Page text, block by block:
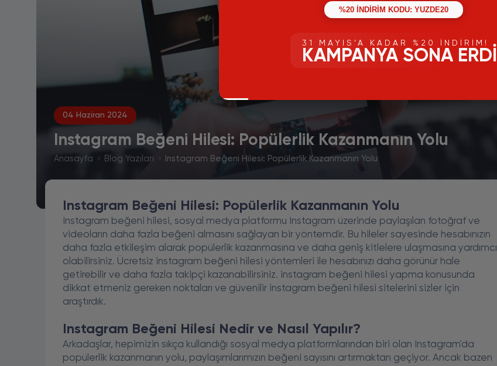
04 Haziran 2024
Instagram Beğeni Hilesi: Popülerlik Kazanmanın Yolu
Anasayfa Blog Yazıları Instagram Beğeni Hilesi: Popülerlik Kazanmanın Yolu
Instagram Beğeni Hilesi: Popülerlik Kazanmanın Yolu
Instagram beğeni hilesi, sosyal medya platformu Instagram üzerinde paylaşılan fotoğraf ve
videoların daha fazla beğeni almasını sağlayan bir yöntemdir. Bu hileler sayesinde hesabınızın
daha fazla etkileşim alarak popülerlik kazanmasına ve daha geniş kitlelere ulaşmasına yardımcı
olabilirsiniz. Ücretsiz instagram beğeni hilesi yöntemleri ile hesabınızı daha görünür hale
getirebilir ve daha fazla takipçi kazanabilirsiniz. instagram beğeni hilesi yapma konusunda
dikkat etmeniz gereken noktaları ve güvenilir instagram beğeni hilesi sitelerini sizler için
araştırdık.
Instagram Beğeni Hilesi Nedir ve Nasıl Yapılır?
Arkadaşlar, hepimizin sıkça kullandığı sosyal medya platformlarından biri olan Instagram'da
popülerlik kazanmanın yolu, paylaşımlarımızın beğeni sayısını artırmaktan geçiyor. Ancak bazen
%20 İNDİRİM KODU: YUZDE20
31 MAYIS’A KADAR %20 İNDIRIM!
KAMPANYA SONA ERDI